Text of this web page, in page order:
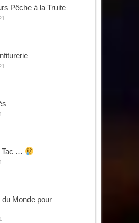
Pêche à la Truite
Tac …
du Monde pour